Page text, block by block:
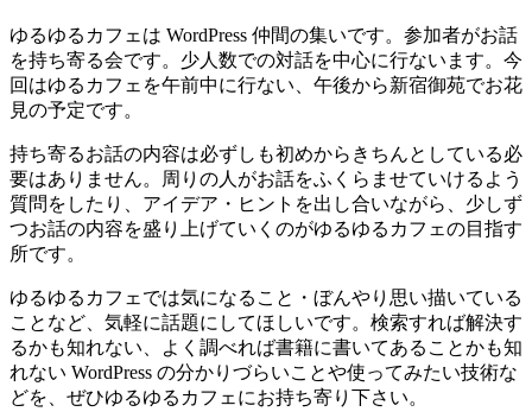
ゆるゆるカフェは WordPress 仲間の集いです。参加者がお話
を持ち寄る会です。少人数での対話を中心に行ないます。今
回はゆるカフェを午前中に行ない、午後から新宿御苑でお花
見の予定です。
持ち寄るお話の内容は必ずしも初めからきちんとしている必
要はありません。周りの人がお話をふくらませていけるよう
質問をしたり、アイデア・ヒントを出し合いながら、少しず
つお話の内容を盛り上げていくのがゆるゆるカフェの目指す
所です。
ゆるゆるカフェでは気になること・ぼんやり思い描いている
ことなど、気軽に話題にしてほしいです。検索すれば解決す
るかも知れない、よく調べれば書籍に書いてあることかも知
れない WordPress の分かりづらいことや使ってみたい技術な
どを、ぜひゆるゆるカフェにお持ち寄り下さい。